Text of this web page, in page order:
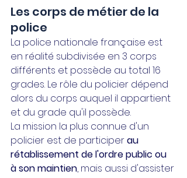
Les corps de métier de la
police
La police nationale française est
en réalité subdivisée en 3 corps
différents et possède au total 16
grades. Le rôle du policier dépend
alors du corps auquel il appartient
et du grade qu'il possède.
La mission la plus connue d'un
policier est de participer au
rétablissement de l'ordre public ou
à son maintien, mais aussi d'assister